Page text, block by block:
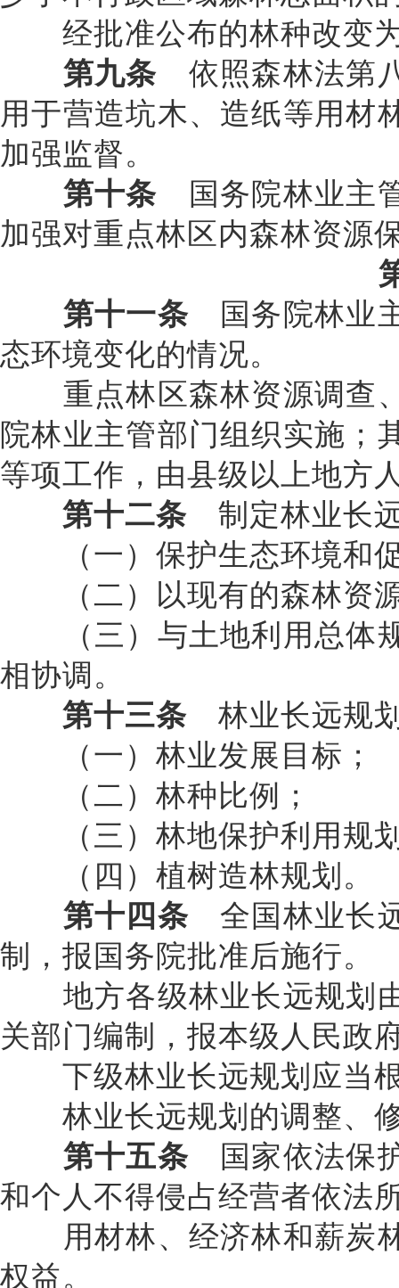
经批准公布的林种改变为
第九条 依照森林法第
用于营造坑木、造纸等用材
加强监督。
第十条 国务院林业主
加强对重点林区内森林资源
第十一条国务院林业主
态环境变化的情况。
重点林区森林资源调查、
院林业主管部门组织实施；
等项工作，由县级以上地方
第十二条 制定林业长
（一）保护生态环境和促
（二）以现有的森林资
（三）与土地利用总体规
相协调。
第十三条 林业长远规
（一）林业发展目标；
（二）林种比例；
（三）林地保护利用规
（四）植树造林规划。
第十四条全国林业长远
制，报国务院批准后施行。
地方各级林业长远规划由
关部门编制，报本级人民政
下级林业长远规划应当根
林业长远规划的调整、修
第十五条国家依法保护
和个人不得侵占经营者依法
用材林、经济林和薪炭林
权益。